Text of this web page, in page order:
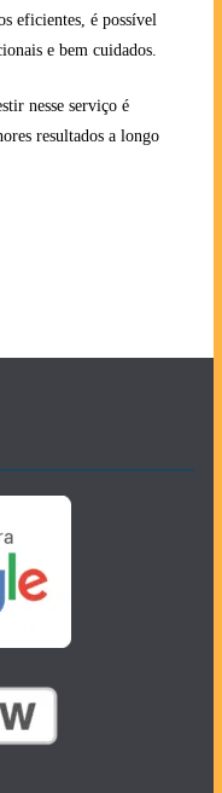
eficientes, é possível
e bem cuidados.
nesse serviço é
resultados a longo